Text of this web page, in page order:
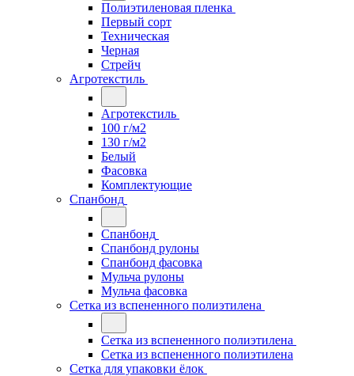
Полиэтиленовая пленка
Первый сорт
Техническая
Черная
Стрейч
Агротекстиль
Агротекстиль
100 г/м2
130 г/м2
Белый
Фасовка
Комплектующие
Спанбонд
Спанбонд
Спанбонд рулоны
Спанбонд фасовка
Мульча рулоны
Мульча фасовка
Сетка из вспененного полиэтилена
Сетка из вспененного полиэтилена
Сетка из вспененного полиэтилена
Сетка для упаковки ёлок